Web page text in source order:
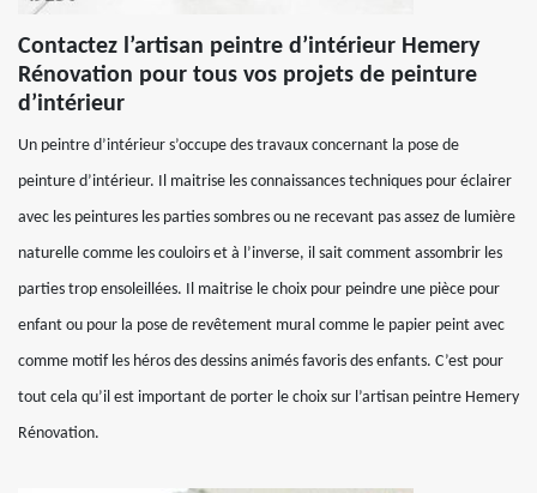
Contactez l’artisan peintre d’intérieur Hemery
Rénovation pour tous vos projets de peinture
d’intérieur
Un peintre d’intérieur s’occupe des travaux concernant la pose de
peinture d’intérieur. Il maitrise les connaissances techniques pour éclairer
avec les peintures les parties sombres ou ne recevant pas assez de lumière
naturelle comme les couloirs et à l’inverse, il sait comment assombrir les
parties trop ensoleillées. Il maitrise le choix pour peindre une pièce pour
enfant ou pour la pose de revêtement mural comme le papier peint avec
comme motif les héros des dessins animés favoris des enfants. C’est pour
tout cela qu’il est important de porter le choix sur l’artisan peintre Hemery
Rénovation.